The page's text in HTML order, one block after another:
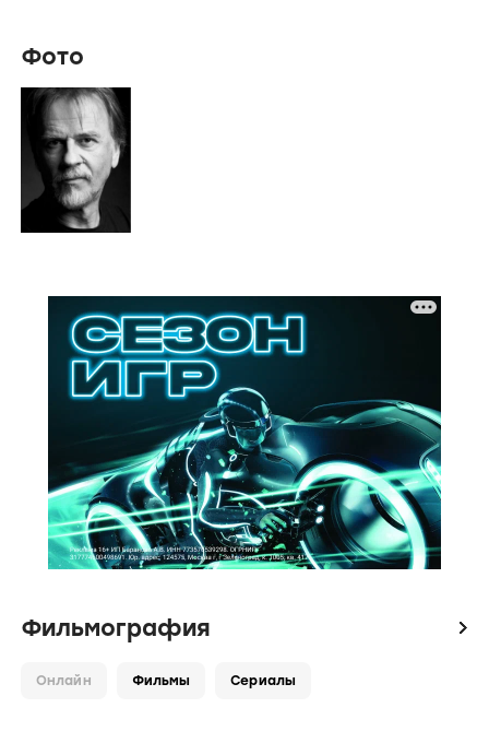
Фото
Фильмография icon
Онлайн Фильмы Сериалы